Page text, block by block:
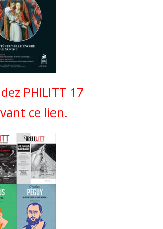
PHILITT 17
ce lien.